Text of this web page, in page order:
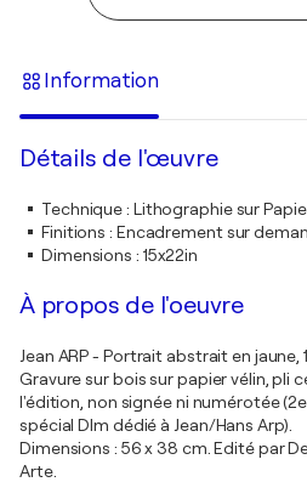
Information
Détails de l'œuvre
Technique: Lithographie sur
Finitions : Encadrement sur
Dimensions : 15x22in
À propos de l'oeuvre
Jean ARP - Portrait abstrait en jaune,
Gravure sur bois sur papier vélin, pli
l'édition, non signée ni numérotée
spécial Dlm dédié à Jean/Hans Arp).
Dimensions : 56 x 38 cm. Edité par
Arte.